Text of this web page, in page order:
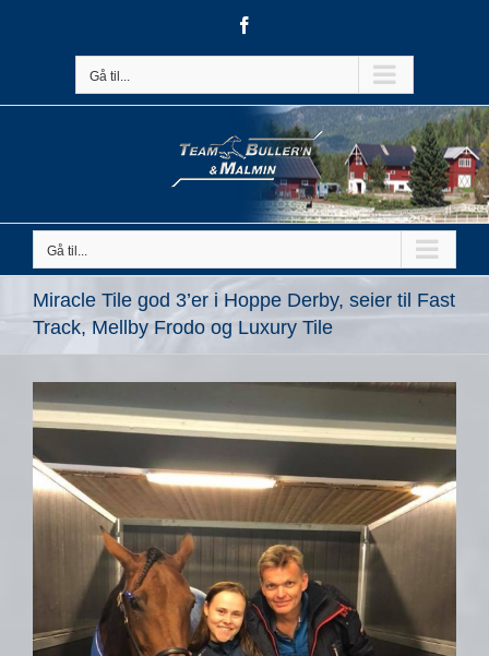
Gå til...
Gå til...
Miracle Tile god 3’er i Hoppe Derby, seier til Fast
Track, Mellby Frodo og Luxury Tile